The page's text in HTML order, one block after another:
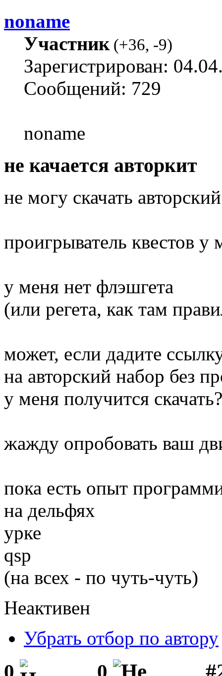
noname
Участник(+36, -9)
Зарегистрирован:
Сообщений: 729
noname
не качается авторкит
не могу скачать
проигрыватель квестов у
у меня нет флэшгета
(или регета, как там
может, если дадите
на авторский набор без
у меня получится скачать?
жажду опробовать ваш
пока есть опыт
на дельфях
урке
qsp
(на всех - по чуть-чуть)
Неактивен
Убрать отбор по автору